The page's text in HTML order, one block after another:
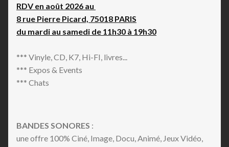
RDV en août 2026 au
8 rue Pierre Picard, 75018 PARIS
du mardi au samedi de 11h30 à 19h30
*** Vinyle, CD, K7, Hi-FI, livres...
*** Expos & Events
*** Chats
BANDES SONORES :
une offre 100% Ciné, Image, Docu, Animé, Jeux Vidéo,